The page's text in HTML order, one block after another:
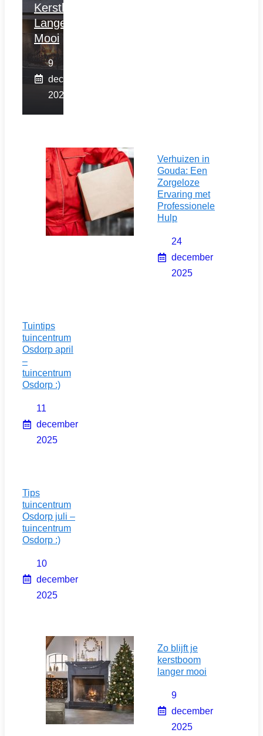
Kerstboom
Langer
Mooi
9
december
2025
Verhuizen in
Gouda: Een
Zorgeloze
Ervaring met
Professionele
Hulp
24
december
2025
Tuintips
tuincentrum
Osdorp april
–
tuincentrum
Osdorp :)
11
december
2025
Tips
tuincentrum
Osdorp juli –
tuincentrum
Osdorp :)
10
december
2025
Zo blijft je
kerstboom
langer mooi
9
december
2025